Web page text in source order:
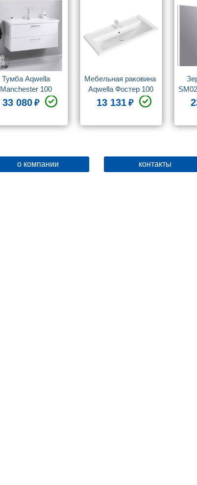
Тумба Aqwella
Manchester 100
подвесная
33 080
Мебельная раковина
Aqwella Фостер 100
13 131
о компании контакты